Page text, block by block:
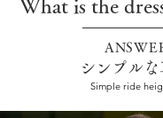
What is the
シンプル
Simple ride